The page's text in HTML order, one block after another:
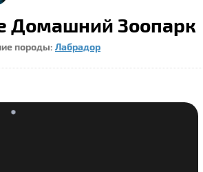
Домашний Зоопарк
породы: Лабрадор